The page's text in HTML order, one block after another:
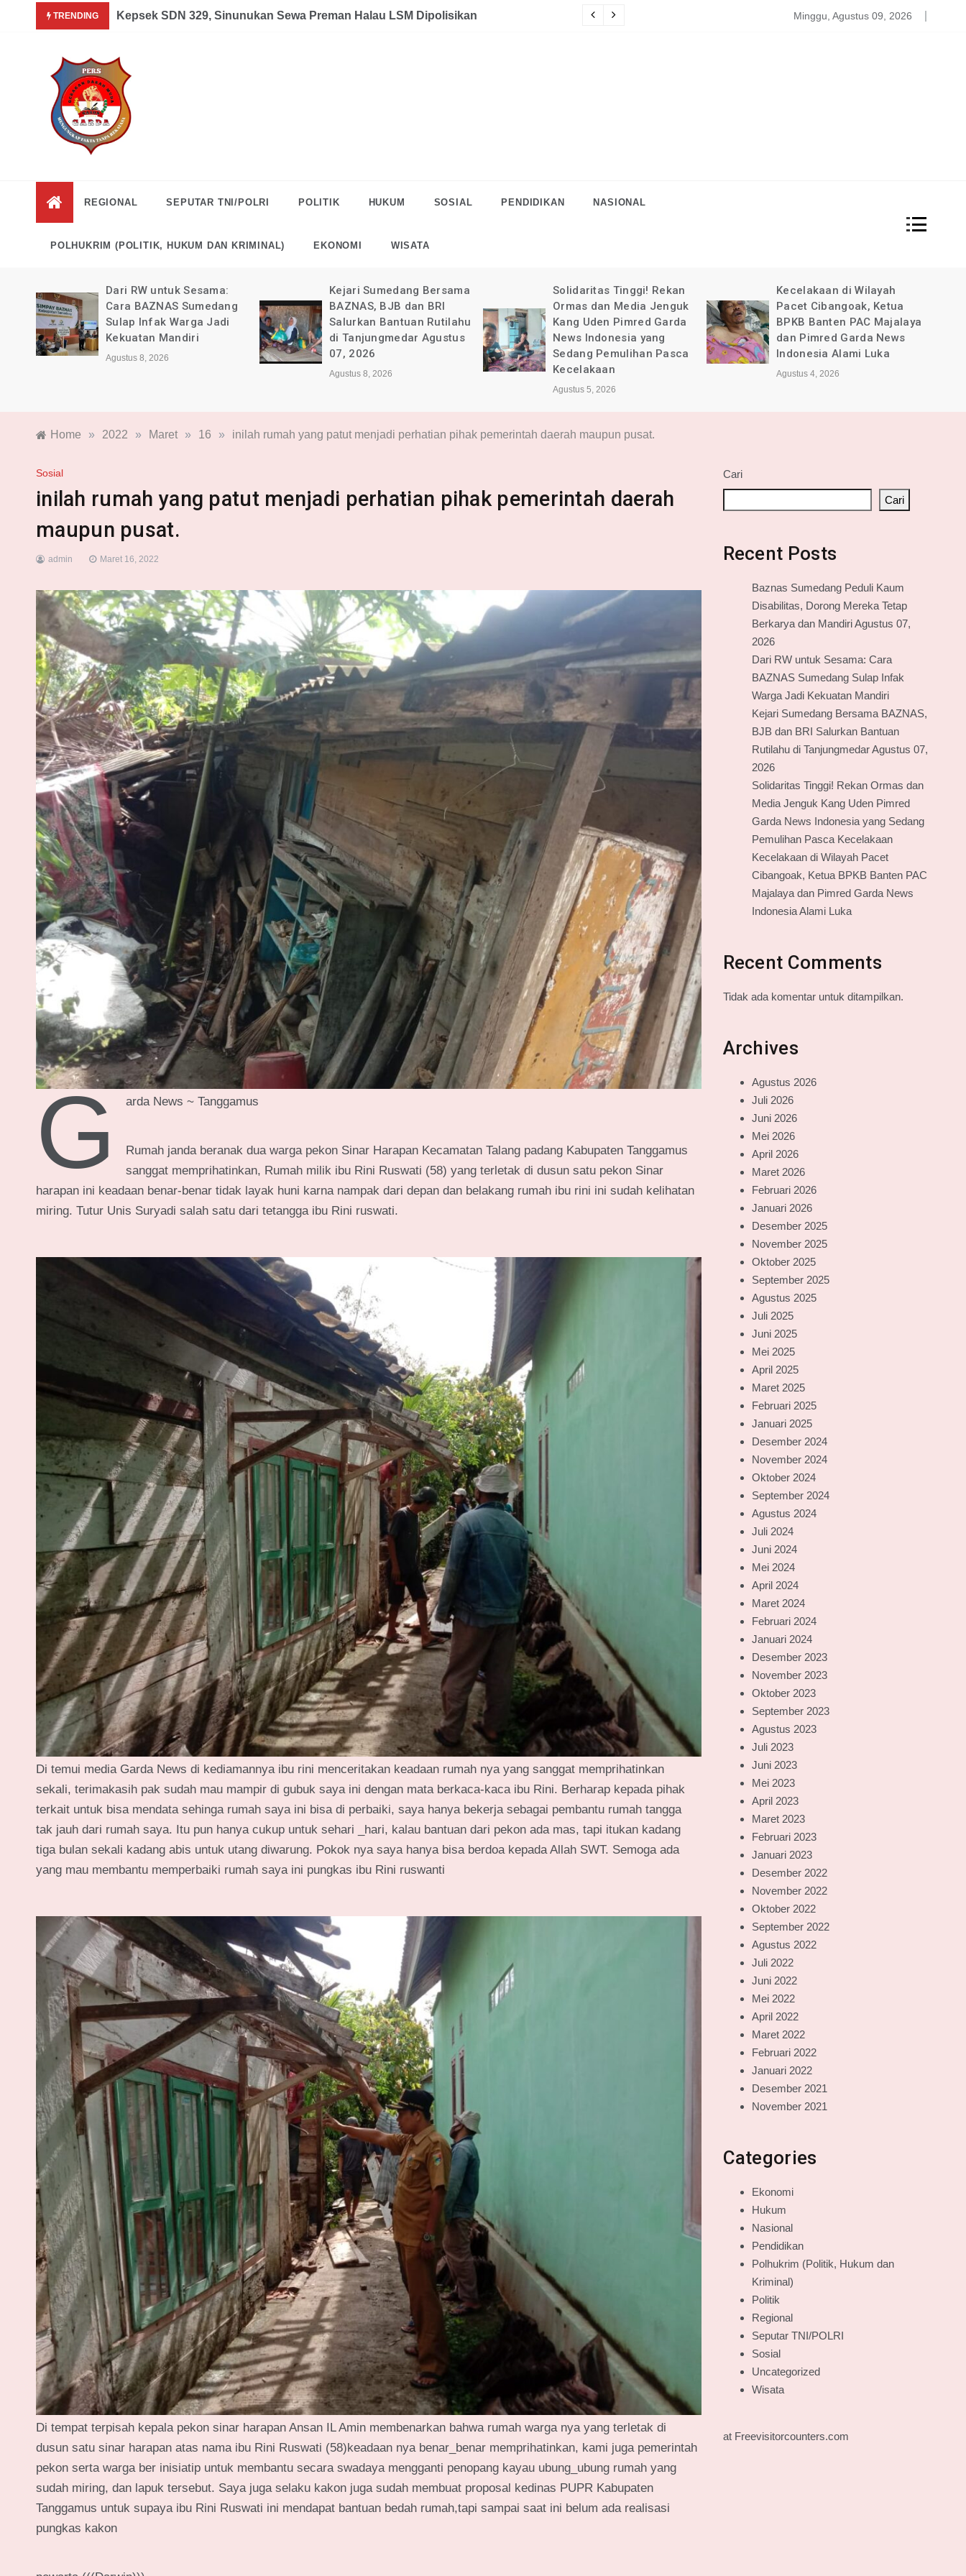
TRENDING
dan Mandiri Agustus 07, 2026Kepsek SDN 329, Sinunukan Sewa Preman Halau LSM Dipolisikan Satgas PDBA Bantah Tidak Akomodir Bantuan Korban
Minggu, Agustus 09, 2026
News
Indonesia
Tanpa Rekayasa
REGIONAL SEPUTAR TNI/POLRI POLITIK HUKUM SOSIAL PENDIDIKAN NASIONAL
POLHUKRIM (POLITIK, HUKUM DAN KRIMINAL) EKONOMI WISATA
Dari RW untuk Sesama:
Cara BAZNAS Sumedang
Sulap Infak Warga Jadi
Kekuatan Mandiri
Agustus 8, 2026
Kejari Sumedang Bersama
BAZNAS, BJB dan BRI
Salurkan Bantuan Rutilahu
di Tanjungmedar Agustus
07, 2026
Agustus 8, 2026
Solidaritas Tinggi! Rekan
Ormas dan Media Jenguk
Kang Uden Pimred Garda
News Indonesia yang
Sedang Pemulihan Pasca
Kecelakaan
Agustus 5, 2026
Kecelakaan di Wilayah
Pacet Cibangoak, Ketua
BPKB Banten PAC Majalaya
dan Pimred Garda News
Indonesia Alami Luka
Agustus 4, 2026
Home » 2022 » Maret » 16 » inilah rumah yang patut menjadi perhatian pihak pemerintah daerah maupun pusat.
Sosial
inilah rumah yang patut menjadi perhatian pihak pemerintah daerah
maupun pusat.
admin Maret 16, 2022
G arda News ~ Tanggamus
Rumah janda beranak dua warga pekon Sinar Harapan Kecamatan Talang padang Kabupaten Tanggamus
sanggat memprihatinkan, Rumah milik ibu Rini Ruswati (58) yang terletak di dusun satu pekon Sinar
harapan ini keadaan benar-benar tidak layak huni karna nampak dari depan dan belakang rumah ibu rini ini sudah kelihatan
miring. Tutur Unis Suryadi salah satu dari tetangga ibu Rini ruswati.
Di temui media Garda News di kediamannya ibu rini menceritakan keadaan rumah nya yang sanggat memprihatinkan
sekali, terimakasih pak sudah mau mampir di gubuk saya ini dengan mata berkaca-kaca ibu Rini. Berharap kepada pihak
terkait untuk bisa mendata sehinga rumah saya ini bisa di perbaiki, saya hanya bekerja sebagai pembantu rumah tangga
tak jauh dari rumah saya. Itu pun hanya cukup untuk sehari _hari, kalau bantuan dari pekon ada mas, tapi itukan kadang
tiga bulan sekali kadang abis untuk utang diwarung. Pokok nya saya hanya bisa berdoa kepada Allah SWT. Semoga ada
yang mau membantu memperbaiki rumah saya ini pungkas ibu Rini ruswanti
Di tempat terpisah kepala pekon sinar harapan Ansan IL Amin membenarkan bahwa rumah warga nya yang terletak di
dusun satu sinar harapan atas nama ibu Rini Ruswati (58)keadaan nya benar_benar memprihatinkan, kami juga pemerintah
pekon serta warga ber inisiatip untuk membantu secara swadaya mengganti penopang kayau ubung_ubung rumah yang
sudah miring, dan lapuk tersebut. Saya juga selaku kakon juga sudah membuat proposal kedinas PUPR Kabupaten
Tanggamus untuk supaya ibu Rini Ruswati ini mendapat bantuan bedah rumah,tapi sampai saat ini belum ada realisasi
pungkas kakon
Cari
Cari
Recent Posts
Baznas Sumedang Peduli Kaum
Disabilitas, Dorong Mereka Tetap
Berkarya dan Mandiri Agustus 07,
2026
Dari RW untuk Sesama: Cara
BAZNAS Sumedang Sulap Infak
Warga Jadi Kekuatan Mandiri
Kejari Sumedang Bersama BAZNAS,
BJB dan BRI Salurkan Bantuan
Rutilahu di Tanjungmedar Agustus 07,
2026
Solidaritas Tinggi! Rekan Ormas dan
Media Jenguk Kang Uden Pimred
Garda News Indonesia yang Sedang
Pemulihan Pasca Kecelakaan
Kecelakaan di Wilayah Pacet
Cibangoak, Ketua BPKB Banten PAC
Majalaya dan Pimred Garda News
Indonesia Alami Luka
Recent Comments
Tidak ada komentar untuk ditampilkan.
Archives
Agustus 2026
Juli 2026
Juni 2026
Mei 2026
April 2026
Maret 2026
Februari 2026
Januari 2026
Desember 2025
November 2025
Oktober 2025
September 2025
Agustus 2025
Juli 2025
Juni 2025
Mei 2025
April 2025
Maret 2025
Februari 2025
Januari 2025
Desember 2024
November 2024
Oktober 2024
September 2024
Agustus 2024
Juli 2024
Juni 2024
Mei 2024
April 2024
Maret 2024
Februari 2024
Januari 2024
Desember 2023
November 2023
Oktober 2023
September 2023
Agustus 2023
Juli 2023
Juni 2023
Mei 2023
April 2023
Maret 2023
Februari 2023
Januari 2023
Desember 2022
November 2022
Oktober 2022
September 2022
Agustus 2022
Juli 2022
Juni 2022
Mei 2022
April 2022
Maret 2022
Februari 2022
Januari 2022
Desember 2021
November 2021
Categories
Ekonomi
Hukum
Nasional
Pendidikan
Polhukrim (Politik, Hukum dan
Kriminal)
Politik
Regional
Seputar TNI/POLRI
Sosial
Uncategorized
Wisata
at Freevisitorcounters.com